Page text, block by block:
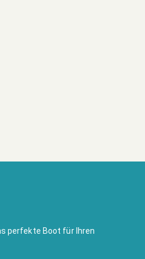
perfekte Boot für Ihren